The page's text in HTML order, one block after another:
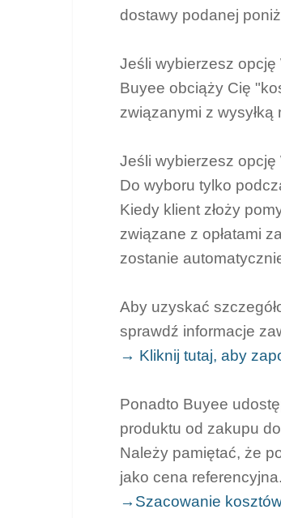
dostawy podanej
Jeśli wybierzesz opcję
Buyee obciąży Cię
związanymi z
Jeśli wybierzesz opcję
Do wyboru tylko
Kiedy klient złoży
związane z opłatami
zostanie
Aby uzyskać
sprawdź informacje
→ Kliknij tutaj, aby
Ponadto Buyee
produktu od zakupu
Należy pamiętać, że
jako cena referencyjna.
→Szacowanie